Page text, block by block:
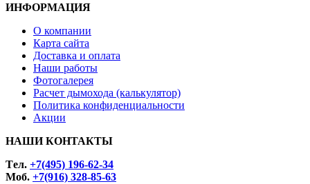
ИНФОРМАЦИЯ
О компании
Карта сайта
Доставка и оплата
Наши работы
Фотогалерея
Расчет дымохода (калькулятор)
Политика конфиденциальности
Акции
НАШИ КОНТАКТЫ
Tел. +7(495) 196-62-34
Моб. +7(916) 328-85-63